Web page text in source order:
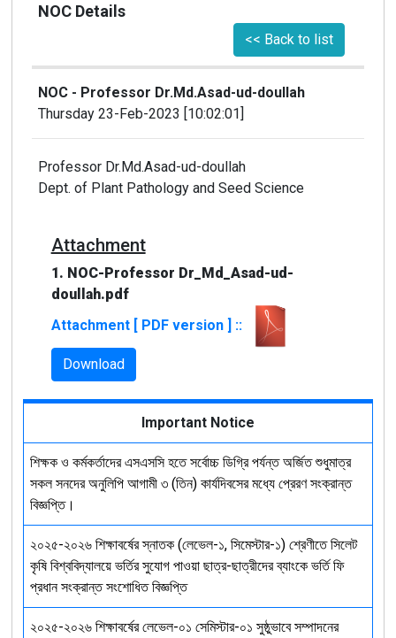
NOC Details
<< Back to list
NOC - Professor Dr.Md.Asad-ud-doullah
Thursday 23-Feb-2023 [10:02:01]
Professor Dr.Md.Asad-ud-doullah
Dept. of Plant Pathology and Seed Science
Attachment
1. NOC-Professor Dr_Md_Asad-ud-
doullah.pdf
Attachment [ PDF version ] ::
Download
Important Notice
শিক্ষক ও কর্মকর্তাদের এসএসসি হতে সর্বোচ্চ ডিগ্রি পর্যন্ত অর্জিত শুধুমাত্র
সকল সনদের অনুলিপি আগামী ৩ (তিন) কার্যদিবসের মধ্যে প্রেরণ সংক্রান্ত
বিজ্ঞপ্তি।
২০২৫-২০২৬ শিক্ষাবর্ষের স্নাতক (লেভেল-১, সিমেস্টার-১) শ্রেণীতে সিলেট
কৃষি বিশ্ববিদ্যালয়ে ভর্তির সুযোগ পাওয়া ছাত্র-ছাত্রীদের ব্যাংকে ভর্তি ফি
প্রধান সংক্রান্ত সংশোধিত বিজ্ঞপ্তি
২০২৫-২০২৬ শিক্ষাবর্ষের লেভেল-০১ সেমিস্টার-০১ সুষ্ঠুভাবে সম্পাদনের